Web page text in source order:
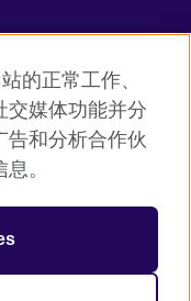
的正常工作、
交媒体功能并分
告和分析合作伙
。